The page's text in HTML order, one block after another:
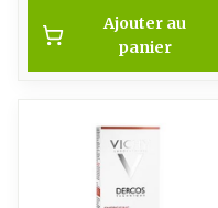
Ajouter au
panier